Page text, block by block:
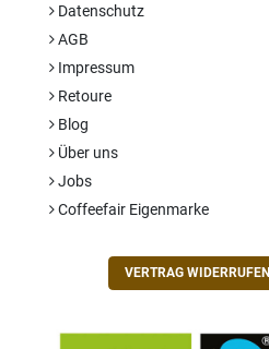
Datenschutz
AGB
Impressum
Retoure
Blog
Über uns
Jobs
Coffeefair Eigenmarke
VERTRAG WIDERRUFEN